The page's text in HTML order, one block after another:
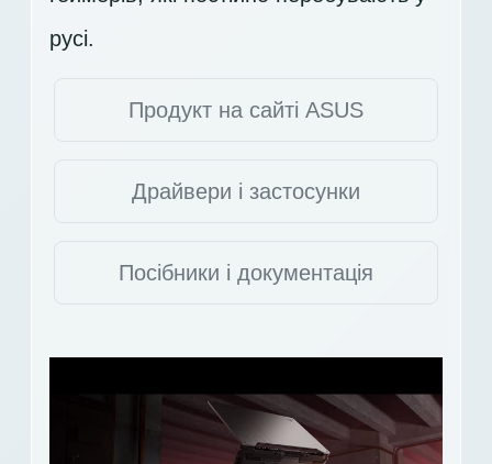
русі.
Продукт на сайті ASUS
Драйвери і застосунки
Посібники і документація